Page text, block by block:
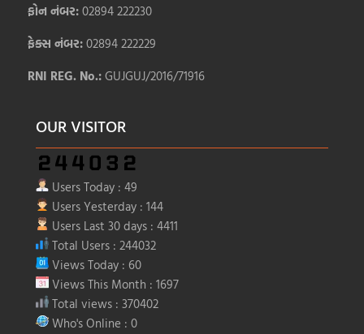
ફોન નંબર:02894 222230
ફેક્સ નંબર:02894 222229
RNI REG. No.:GUJGUJ/2016/71916
OUR VISITOR
Users Today : 49
Users Yesterday : 144
Users Last 30 days : 4411
Total Users : 244032
Views Today : 60
Views This Month : 1697
Total views : 370402
Who's Online : 0